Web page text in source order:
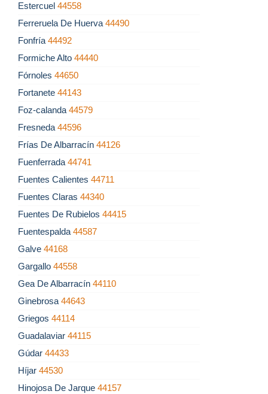
Estercuel 44558
Ferreruela De Huerva 44490
Fonfría 44492
Formiche Alto 44440
Fórnoles 44650
Fortanete 44143
Foz-calanda 44579
Fresneda 44596
Frías De Albarracín 44126
Fuenferrada 44741
Fuentes Calientes 44711
Fuentes Claras 44340
Fuentes De Rubielos 44415
Fuentespalda 44587
Galve 44168
Gargallo 44558
Gea De Albarracín 44110
Ginebrosa 44643
Griegos 44114
Guadalaviar 44115
Gúdar 44433
Híjar 44530
Hinojosa De Jarque 44157